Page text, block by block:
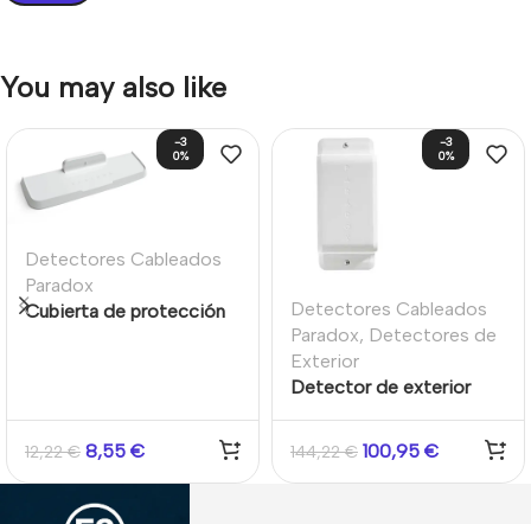
You may also like
-3
0%
Detectores Cableados
Paradox
Cubierta de protección
12,22€ 8,55 €
-3
0%
Detectores Cableados
Paradox, Detectores de
Exterior
Detector de exterior
NV780 de visión lateral
12 + 12 m. Direccionable.
144,22€ 100,95 €